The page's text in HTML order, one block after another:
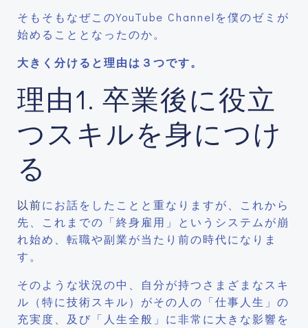
そもそもなぜこのYouTube Channelを僕のゼミが
始めることとなったのか。
大きく分けると理由は３つです。
理由1. 卒業後に役立
つスキルを身につけ
る
以前にお話をしたことと重なりますが、これから
先、これまでの「終身雇用」というシステムが崩
れ始め、転職や副業が当たり前の時代になりま
す。
そのような状況の中、自分が持つさまざまなスキ
ル（特に技術スキル）がその人の「仕事人生」の
充実度、及び「人生全般」に非常に大きな影響を